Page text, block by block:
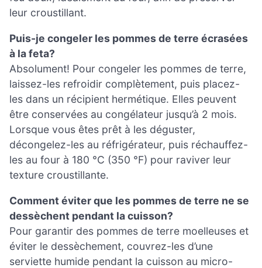
leur croustillant.
Puis-je congeler les pommes de terre écrasées
à la feta?
Absolument! Pour congeler les pommes de terre,
laissez-les refroidir complètement, puis placez-
les dans un récipient hermétique. Elles peuvent
être conservées au congélateur jusqu’à 2 mois.
Lorsque vous êtes prêt à les déguster,
décongelez-les au réfrigérateur, puis réchauffez-
les au four à 180 °C (350 °F) pour raviver leur
texture croustillante.
Comment éviter que les pommes de terre ne se
dessèchent pendant la cuisson?
Pour garantir des pommes de terre moelleuses et
éviter le dessèchement, couvrez-les d’une
serviette humide pendant la cuisson au micro-